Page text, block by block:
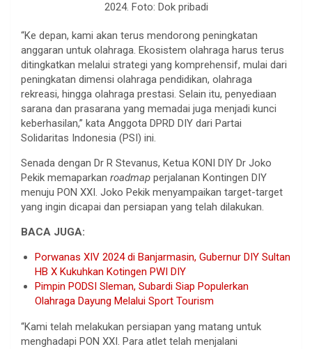
2024. Foto: Dok pribadi
“Ke depan, kami akan terus mendorong peningkatan
anggaran untuk olahraga. Ekosistem olahraga harus terus
ditingkatkan melalui strategi yang komprehensif, mulai dari
peningkatan dimensi olahraga pendidikan, olahraga
rekreasi, hingga olahraga prestasi. Selain itu, penyediaan
sarana dan prasarana yang memadai juga menjadi kunci
keberhasilan,” kata Anggota DPRD DIY dari Partai
Solidaritas Indonesia (PSI) ini.
Senada dengan Dr R Stevanus, Ketua KONI DIY Dr Joko
Pekik memaparkan roadmap perjalanan Kontingen DIY
menuju PON XXI. Joko Pekik menyampaikan target-target
yang ingin dicapai dan persiapan yang telah dilakukan.
BACA JUGA:
Porwanas XIV 2024 di Banjarmasin, Gubernur DIY Sultan
HB X Kukuhkan Kotingen PWI DIY
Pimpin PODSI Sleman, Subardi Siap Populerkan
Olahraga Dayung Melalui Sport Tourism
“Kami telah melakukan persiapan yang matang untuk
menghadapi PON XXI. Para atlet telah menjalani